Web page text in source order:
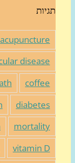
death
vitamin